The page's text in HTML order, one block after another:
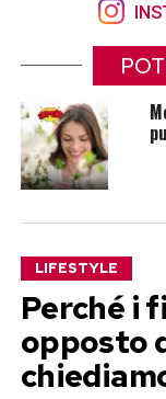
LIFESTYLE
Perché i
opposto